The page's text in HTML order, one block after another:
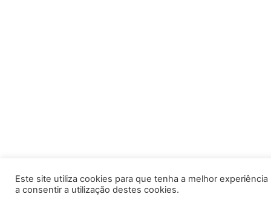
Este site utiliza cookies para que tenha a melhor
a consentir a utilização destes cookies.